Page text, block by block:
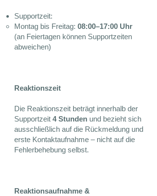
Supportzeit:
Montag bis Freitag: 08:00–17:00 Uhr
(an Feiertagen können Supportzeiten
abweichen)
Reaktionszeit
Die Reaktionszeit beträgt innerhalb der
Supportzeit 4 Stunden und bezieht sich
ausschließlich auf die Rückmeldung und
erste Kontaktaufnahme – nicht auf die
Fehlerbehebung selbst.
Reaktionsaufnahme &